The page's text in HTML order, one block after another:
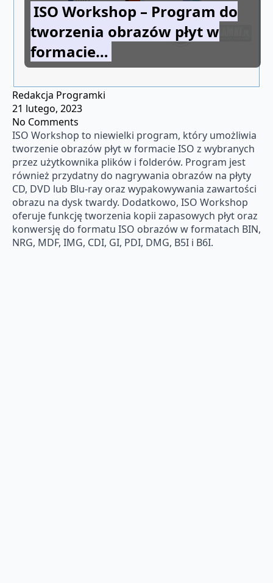
ISO Workshop – Program do
tworzenia obrazów płyt w
formacie…
Redakcja Programki
21 lutego, 2023
No Comments
ISO Workshop to niewielki program, który umożliwia
tworzenie obrazów płyt w formacie ISO z wybranych
przez użytkownika plików i folderów. Program jest
również przydatny do nagrywania obrazów na płyty
CD, DVD lub Blu-ray oraz wypakowywania zawartości
obrazu na dysk twardy. Dodatkowo, ISO Workshop
oferuje funkcję tworzenia kopii zapasowych płyt oraz
konwersję do formatu ISO obrazów w formatach BIN,
NRG, MDF, IMG, CDI, GI, PDI, DMG, B5I i B6I.